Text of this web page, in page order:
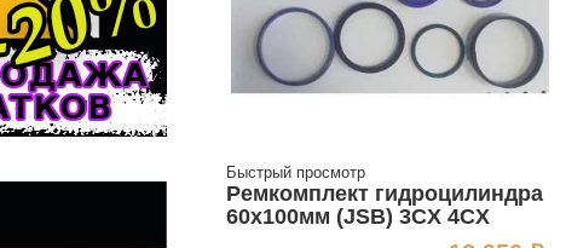
Быстрый просмотр
Ремкомплект гидроцилиндра
60х100мм (JSB) 3CX 4CX